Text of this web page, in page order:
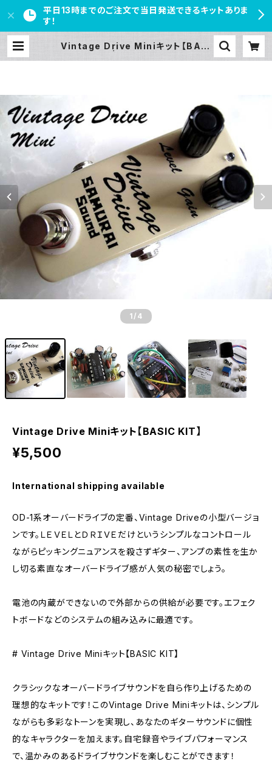
平日13時までのご注文で当日発送できるキットありま
す！
Vintage Drive Miniキット【BASI
1 /4
Vintage Drive Miniキット【BASIC KIT】
¥5,500
International shipping available
OD-1系オーバードライブの定番、Vintage Driveの小型バージョ
ンです。ＬＥＶＥＬとＤＲＩＶＥだけというシンプルなコントロール
ながらピッキングニュアンスを殺さずギター、アンプの素性を生か
し切る素直なオーバードライブ感が人気の秘密でしょう。
電池の内蔵ができないので外部からの供給が必要です。エフェク
トボードなどのシステムの組み込みに最適です。
# Vintage Drive Miniキット【BASIC KIT】
クラシックなオーバードライブサウンドを自ら作り上げるための
理想的なキットです！このVintage Drive Miniキットは、シンプル
ながらも多彩なトーンを実現し、あなたのギターサウンドに個性
的なキャラクターを加えます。自宅録音やライブパフォーマンス
で、温かみのあるドライブサウンドを楽しむことができます！